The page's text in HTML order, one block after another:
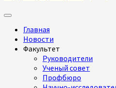
Основное
Главная
Новости
Факультет
Руководители
Ученый совет
Профбюро